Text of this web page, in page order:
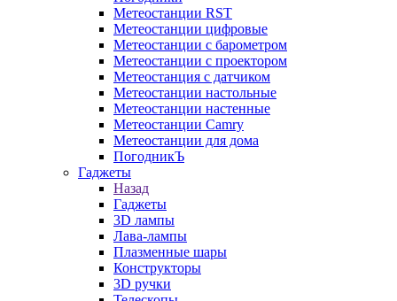
Метеостанции RST
Метеостанции цифровые
Метеостанции с барометром
Метеостанции с проектором
Метеостанция с датчиком
Метеостанции настольные
Метеостанции настенные
Метеостанции Camry
Метеостанции для дома
ПогодникЪ
Гаджеты
Назад
Гаджеты
3D лампы
Лава-лампы
Плазменные шары
Конструкторы
3D ручки